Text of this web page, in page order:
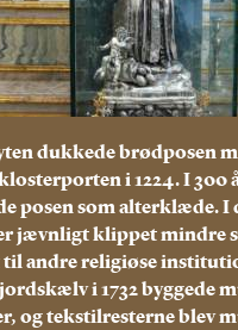
dukkede brødposen
i 1224. I 300
posen som alterklæde. I
jævnligt klippet mindre
andre religiøse
i 1732 byggede
og tekstilresterne blev